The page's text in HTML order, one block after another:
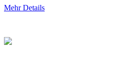
Mehr Details